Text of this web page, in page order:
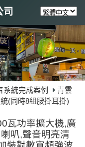
系統完成案例
青雲
(同時8組腰掛耳掛)
瓦功率擴大機,廣
叭,聲音明亮清